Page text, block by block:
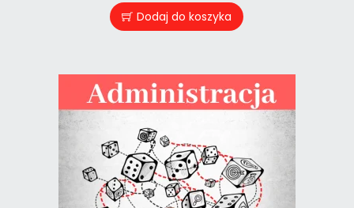
Dodaj do koszyka